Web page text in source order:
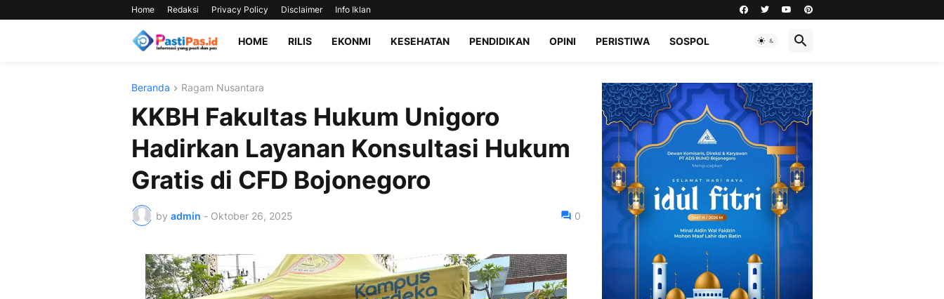
Home Redaksi Privacy Policy Disclaimer Info Iklan
HOME RILIS EKONMI KESEHATAN PENDIDIKAN OPINI PERISTIWA SOSPOL
Beranda Ragam Nusantara
KKBH Fakultas Hukum Unigoro
Hadirkan Layanan Konsultasi Hukum
Gratis di CFD Bojonegoro
by admin - Oktober 26, 2025 0